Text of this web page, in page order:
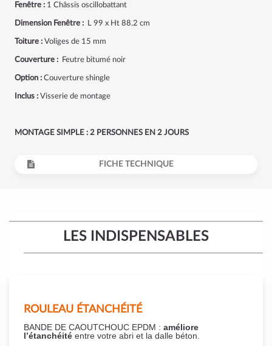
Fenêtre : 1 Châssis oscillobattant
Dimension Fenêtre : L 99 x Ht 88.2 cm
Toiture : Voliges de 15 mm
Couverture : Feutre bitumé noir
Option : Couverture shingle
Inclus : Visserie de montage
MONTAGE SIMPLE : 2 PERSONNES EN 2 JOURS
FICHE TECHNIQUE
LES INDISPENSABLES
ROULEAU ÉTANCHÉITÉ
BANDE DE CAOUTCHOUC EPDM : améliore
l’étanchéité entre votre abri et la dalle béton.